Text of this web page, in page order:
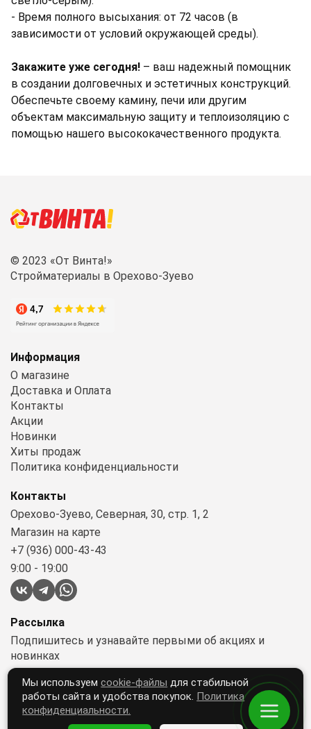
- Время полного высыхания: от 72 часов (в
зависимости от условий окружающей среды).
Закажите уже сегодня! – ваш надежный помощник
в создании долговечных и эстетичных конструкций.
Обеспечьте своему камину, печи или другим
объектам максимальную защиту и теплоизоляцию с
помощью нашего высококачественного продукта.
© 2023 «От Винта!»
Стройматериалы в Орехово-Зуево
Контакты
Орехово-Зуево, Северная, 30, стр. 1, 2
Магазин на карте
+7 (936) 000-43-43
9:00 - 19:00
Информация
О магазине
Доставка и Оплата
Контакты
Акции
Новинки
Хиты продаж
Политика конфиденциальности
Рассылка
Подпишитесь и узнавайте первыми об акциях и
новинках
Подписываясь, вы принимаете условия
«Политики конфиденциальности»
Мы используемcookie-файлы для стабильной
работы сайта и удобства покупок. Политика
конфиденциальности.